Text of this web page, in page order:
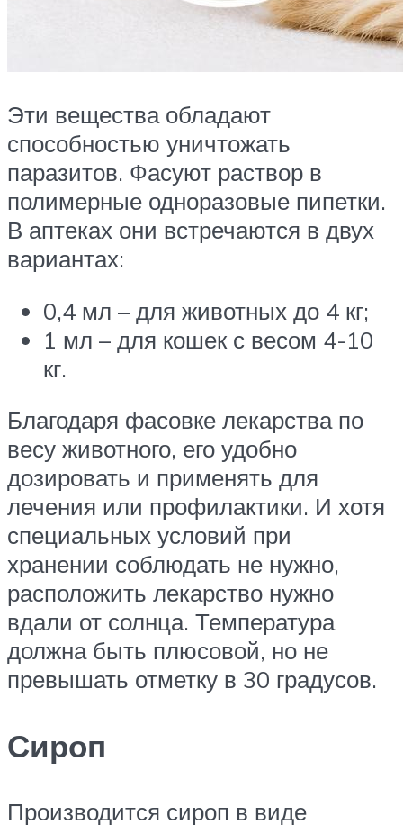
Эти вещества обладают
способностью уничтожать
паразитов. Фасуют раствор в
полимерные одноразовые пипетки.
В аптеках они встречаются в двух
вариантах:
0,4 мл – для животных до 4 кг;
1 мл – для кошек с весом 4-10
кг.
Благодаря фасовке лекарства по
весу животного, его удобно
дозировать и применять для
лечения или профилактики. И хотя
специальных условий при
хранении соблюдать не нужно,
расположить лекарство нужно
вдали от солнца. Температура
должна быть плюсовой, но не
превышать отметку в 30 градусов.
Сироп
Производится сироп в виде